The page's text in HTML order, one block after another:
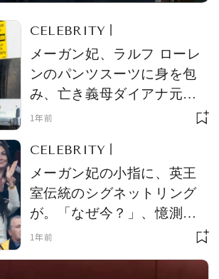
が高まる
CELEBRITY
メーガン妃、ラルフ ローレ
ンのパンツスーツに身を包
み、亡き義母ダイアナ元妃
のルックを再現！ 夫・ヘン
も話題に
1年前
CELEBRITY
メーガン妃の小指に、英王
室伝統のシグネットリング
が。「なぜ今？」、憶測が
飛び交う
1年前